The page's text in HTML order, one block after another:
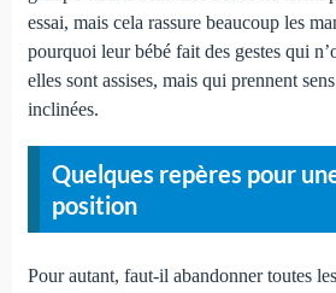
essai, mais cela rassure beaucoup les
pourquoi leur bébé fait des gestes qui
elles sont assises, mais qui prennent
inclinées.
Quelques repères pour
position
Pour autant, faut-il abandonner toutes